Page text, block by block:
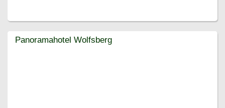
Panoramahotel Wolfsberg
Panoramahotel Wolfsberg